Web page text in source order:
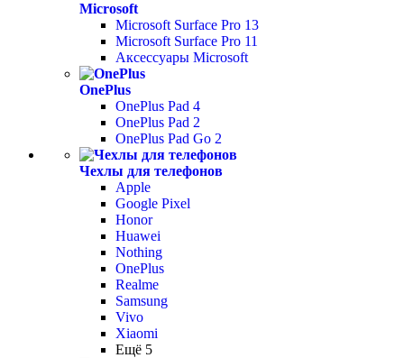
Microsoft
Microsoft Surface Pro 13
Microsoft Surface Pro 11
Аксессуары Microsoft
OnePlus
OnePlus Pad 4
OnePlus Pad 2
OnePlus Pad Go 2
Чехлы для телефонов
Apple
Google Pixel
Honor
Huawei
Nothing
OnePlus
Realme
Samsung
Vivo
Xiaomi
Ещё 5